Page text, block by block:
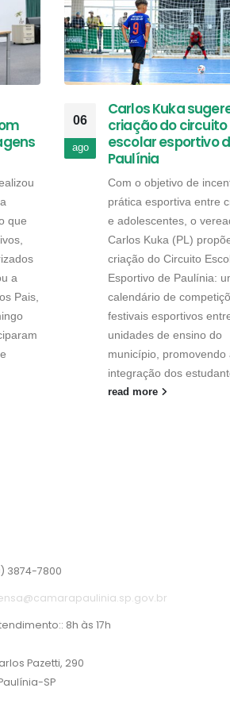
que
a
Pais,
06
ago
Carlos Kuka
criação do circuito
escolar esportivo
Paulínia
Com o objetivo de
prática esportiva entre
e adolescentes, o
Carlos Kuka (PL)
criação do Circuito
Esportivo de Paulínia:
calendário de
festivais esportivos
unidades de ensino do
município, promovendo
integração dos
read more
3874-7800
8h às 17h
Pazetti, 290
SP